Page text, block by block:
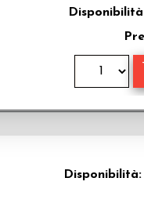
Disponibilità: